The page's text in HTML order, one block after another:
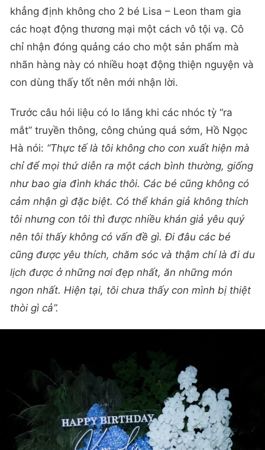
khẳng định không cho 2 bé Lisa – Leon tham gia
các hoạt động thương mại một cách vô tội vạ. Cô
chỉ nhận đóng quảng cáo cho một sản phẩm mà
nhãn hàng này có nhiều hoạt động thiện nguyện và
con dùng thấy tốt nên mới nhận lời.
Trước câu hỏi liệu có lo lắng khi các nhóc tỳ “ra
mắt” truyền thông, công chúng quá sớm, Hồ Ngọc
Hà nói: “Thực tế là tôi không cho con xuất hiện mà
chỉ để mọi thứ diễn ra một cách bình thường, giống
như bao gia đình khác thôi. Các bé cũng không có
cảm nhận gì đặc biệt. Có thể khán giả không thích
tôi nhưng con tôi thì được nhiều khán giả yêu quý
nên tôi thấy không có vấn đề gì. Đi đâu các bé
cũng được yêu thích, chăm sóc và thậm chí là đi du
lịch được ở những nơi đẹp nhất, ăn những món
ngon nhất. Hiện tại, tôi chưa thấy con mình bị thiệt
thòi gì cả”.